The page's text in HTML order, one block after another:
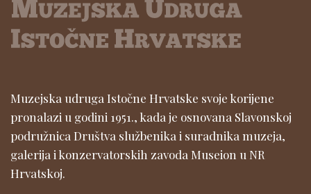
Muzejska udruga Istočne Hrvatske svoje korijene
pronalazi u godini 1951., kada je osnovana Slavonskoj
podružnica Društva službenika i suradnika muzeja,
galerija i konzervatorskih zavoda Museion u NR
Hrvatskoj.